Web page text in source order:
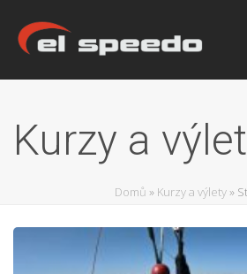
Kurzy a
Domů » Kurzy a výlety »